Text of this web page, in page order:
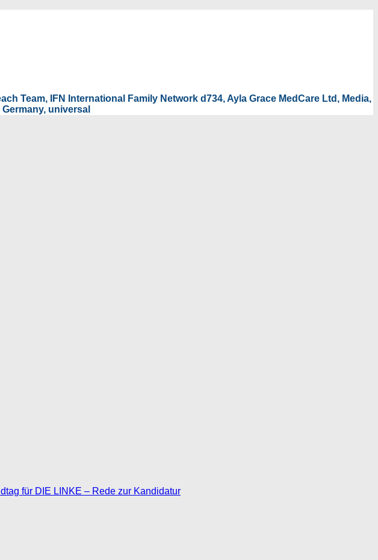
Team, IFN International Family Network d734, Ayla Grace MedCare Ltd, Media,
universal
für DIE LINKE – Rede zur Kandidatur